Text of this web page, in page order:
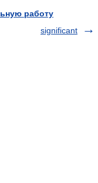
работу
significant